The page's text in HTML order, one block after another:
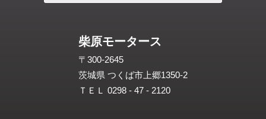
柴原モータース
〒300-2645
茨城県 つくば市上郷1350-2
ＴＥＬ 0298 - 47 - 2120